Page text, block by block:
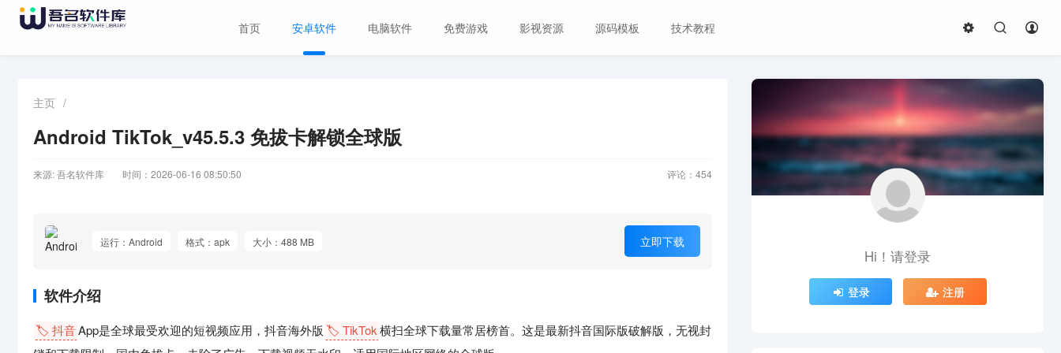
首页 安卓软件 电脑软件 免费游戏 影视资源 源码模板 技术教程
主页 /
Android TikTok_v45.5.3 免拔卡解锁全球版
来源: 吾名软件库 时间：2026-06-16 08:50:50 评论： 454
运行：Android 格式：apk 大小：488 MB 立即下载
软件介绍
🏷️ 抖音App是全球最受欢迎的短视频应用，抖音海外版 🏷️ TikTok横扫全球下载量常居榜首。这是最新抖音国际版破解版，无视封
Hi！请登录
登录 注册